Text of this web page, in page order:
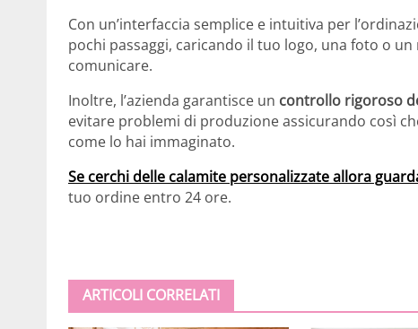
Con un’interfaccia semplice e intuitiva per
pochi passaggi, caricando il tuo logo, una foto o
comunicare.
Inoltre, l’azienda garantisce un controllo rigoroso
evitare problemi di produzione assicurando così
come lo hai immaginato.
Se cerchi delle calamite personalizzate allora
tuo ordine entro 24 ore.
ARTICOLI CORRELATI